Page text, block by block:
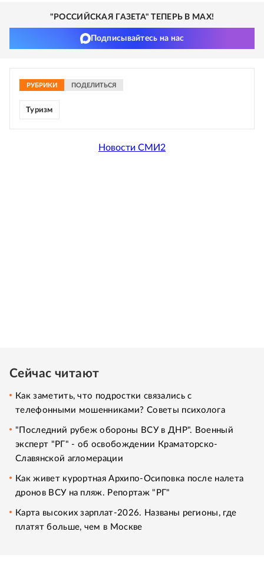
"РОССИЙСКАЯ ГАЗЕТА" ТЕПЕРЬ В MAX!
Подписывайтесь на нас
РУБРИКИ ПОДЕЛИТЬСЯ
Туризм
Новости СМИ2
Сейчас читают
Как заметить, что подростки связались с
телефонными мошенниками? Советы психолога
"Последний рубеж обороны ВСУ в ДНР". Военный
эксперт "РГ" - об освобождении Краматорско-
Славянской агломерации
Как живет курортная Архипо-Осиповка после налета
дронов ВСУ на пляж. Репортаж "РГ"
Карта высоких зарплат-2026. Названы регионы, где
платят больше, чем в Москве